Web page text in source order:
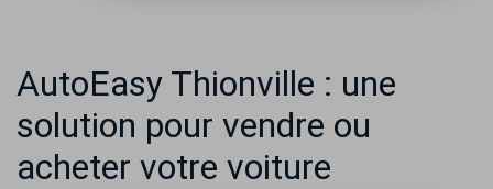
AutoEasy Thionville : une
solution pour vendre ou
acheter votre voiture